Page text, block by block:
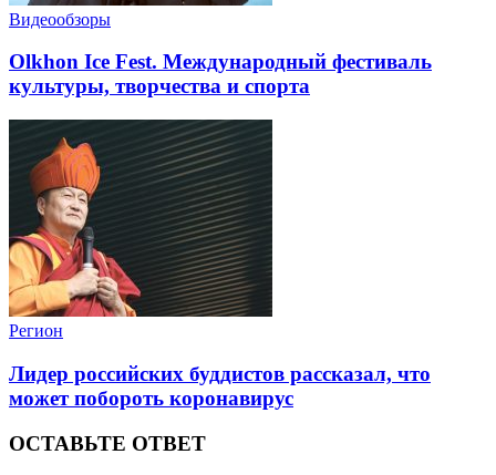
Видеообзоры
Olkhon Ice Fest. Международный фестиваль
культуры, творчества и спорта
Регион
Лидер российских буддистов рассказал, что
может побороть коронавирус
ОСТАВЬТЕ ОТВЕТ